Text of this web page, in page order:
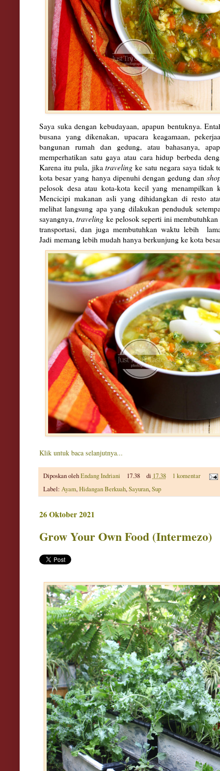
Saya suka dengan kebudayaan, apapun bentuknya.
busana yang dikenakan, upacara keagamaan,
bangunan rumah dan gedung, atau bahasanya,
memperhatikan satu gaya atau cara hidup berbeda
Karena itu pula, jikatravelingke satu negara saya tidak
kota besar yang hanya dipenuhi dengan gedung dan
pelosok desa atau kota-kota kecil yang menampilkan
Mencicipi makanan asli yang dihidangkan di resto
melihat langsung apa yang dilakukan penduduk
sayangnya,traveling ke pelosok seperti ini
transportasi, dan juga membutuhkan waktu lebih
Jadi memang lebih mudah hanya berkunjung ke kota
Klik untuk baca selanjutnya...
Diposkan olehEndang Indriani 17.38 di 17.38
1 komentar
Label: Ayam,Hidangan Berkuah,Sayuran,Sup
26 Oktober 2021
Grow Your Own Food (Intermezo)